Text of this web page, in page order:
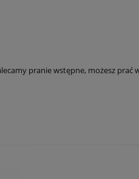
pranie wstępne, możesz prać